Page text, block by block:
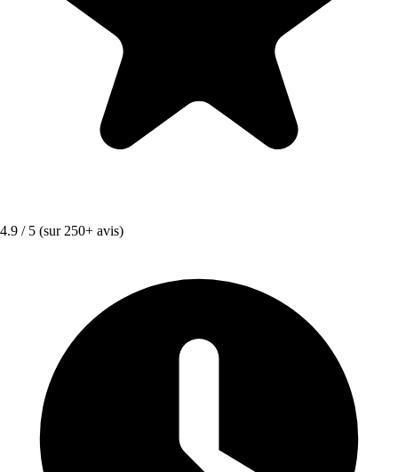
4.9 / 5 (sur 250+ avis)